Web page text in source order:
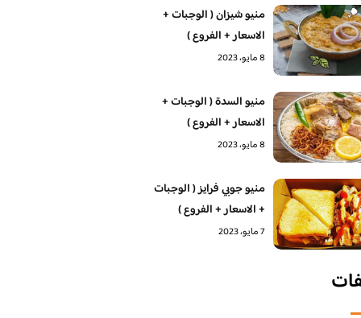
منيو شيزان ( الوجبات +
الاسعار + الفروع )
8 مايو، 2023
منيو السدة ( الوجبات +
الاسعار + الفروع )
8 مايو، 2023
منيو جوبي فرايز ( الوجبات
+ الاسعار + الفروع )
7 مايو، 2023